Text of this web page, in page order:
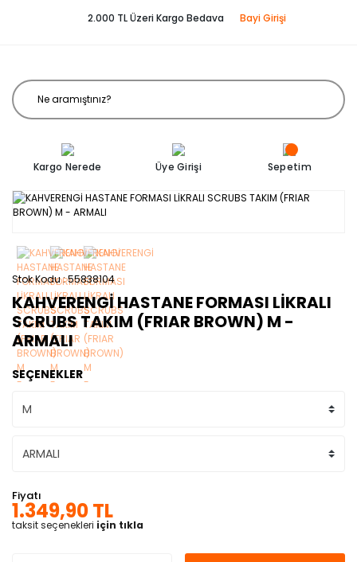
2.000 TL Üzeri Kargo Bedava Bayi Girişi
Kargo Nerede Üye Girişi Sepetim
Stok Kodu 55838104
KAHVERENGİ HASTANE FORMASI LİKRALI
SCRUBS TAKIM (FRIAR BROWN) M -
ARMALI
SEÇENEKLER
Fiyatı
1.349,90 TL
taksit seçenekleri için tıkla